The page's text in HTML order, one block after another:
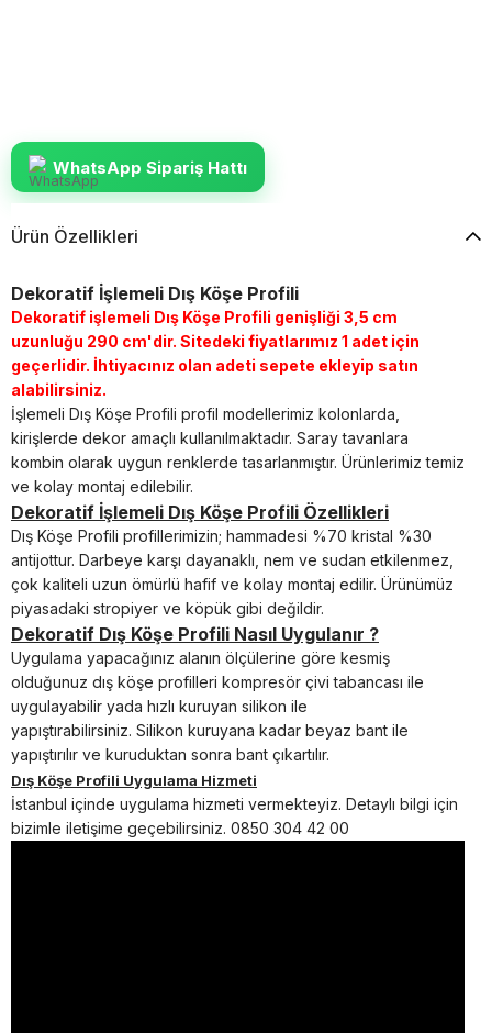
WhatsApp Sipariş Hattı
Ürün Özellikleri
Dekoratif İşlemeli Dış Köşe Profili
Dekoratif işlemeli Dış Köşe Profili genişliği 3,5 cm
uzunluğu 290 cm'dir. Sitedeki fiyatlarımız 1 adet için
geçerlidir. İhtiyacınız olan adeti sepete ekleyip satın
alabilirsiniz.
İşlemeli Dış Köşe Profili profil modellerimiz kolonlarda,
kirişlerde dekor amaçlı kullanılmaktadır. Saray tavanlara
kombin olarak uygun renklerde tasarlanmıştır. Ürünlerimiz temiz
ve kolay montaj edilebilir.
Dekoratif İşlemeli Dış Köşe Profili Özellikleri
Dış Köşe Profili profillerimizin; hammadesi %70 kristal %30
antijottur. Darbeye karşı dayanaklı, nem ve sudan etkilenmez,
çok kaliteli uzun ömürlü hafif ve kolay montaj edilir. Ürünümüz
piyasadaki stropiyer ve köpük gibi değildir.
Dekoratif Dış Köşe Profili Nasıl Uygulanır ?
Uygulama yapacağınız alanın ölçülerine göre kesmiş
olduğunuz dış köşe profilleri kompresör çivi tabancası ile
uygulayabilir yada hızlı kuruyan silikon ile
yapıştırabilirsiniz. Silikon kuruyana kadar beyaz bant ile
yapıştırılır ve kuruduktan sonra bant çıkartılır.
Dış Köşe Profili Uygulama Hizmeti
İstanbul içinde uygulama hizmeti vermekteyiz. Detaylı bilgi için
bizimle iletişime geçebilirsiniz. 0850 304 42 00